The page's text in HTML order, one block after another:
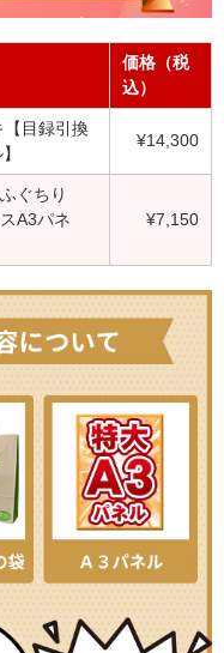
価格（税
込）
【目録引換
¥14,300
ぐちり
A3パネ
¥7,150